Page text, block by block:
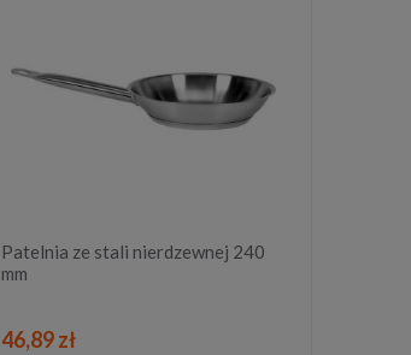
Patelnia ze stali nierdzewnej 240
mm
46,89 zł